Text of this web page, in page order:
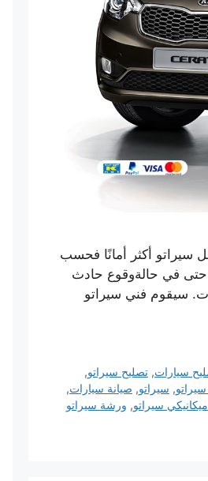
سيراتو أكثر أمانًا فحسب
حتى في حالةوقوع حادث
سيقوم فني سيراتو
سيارات,تصليح سيراتو,
, سيراتو, صيانة سيارات,
ميكانيكي سيراتو, ورشة سيراتو